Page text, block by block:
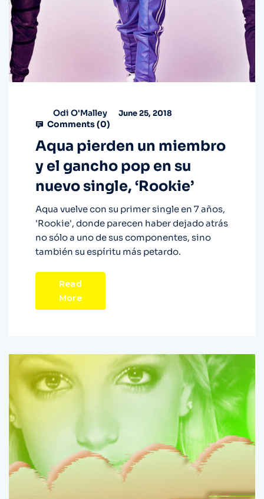
Odi O'Malley June 25, 2018
Comments (0)
Aqua pierden un miembro
y el gancho pop en su
nuevo single, ‘Rookie’
Aqua vuelve con su primer single en 7 años,
'Rookie', donde parecen haber dejado atrás
no sólo a uno de sus componentes, sino
también su espíritu más petardo.
Read
More